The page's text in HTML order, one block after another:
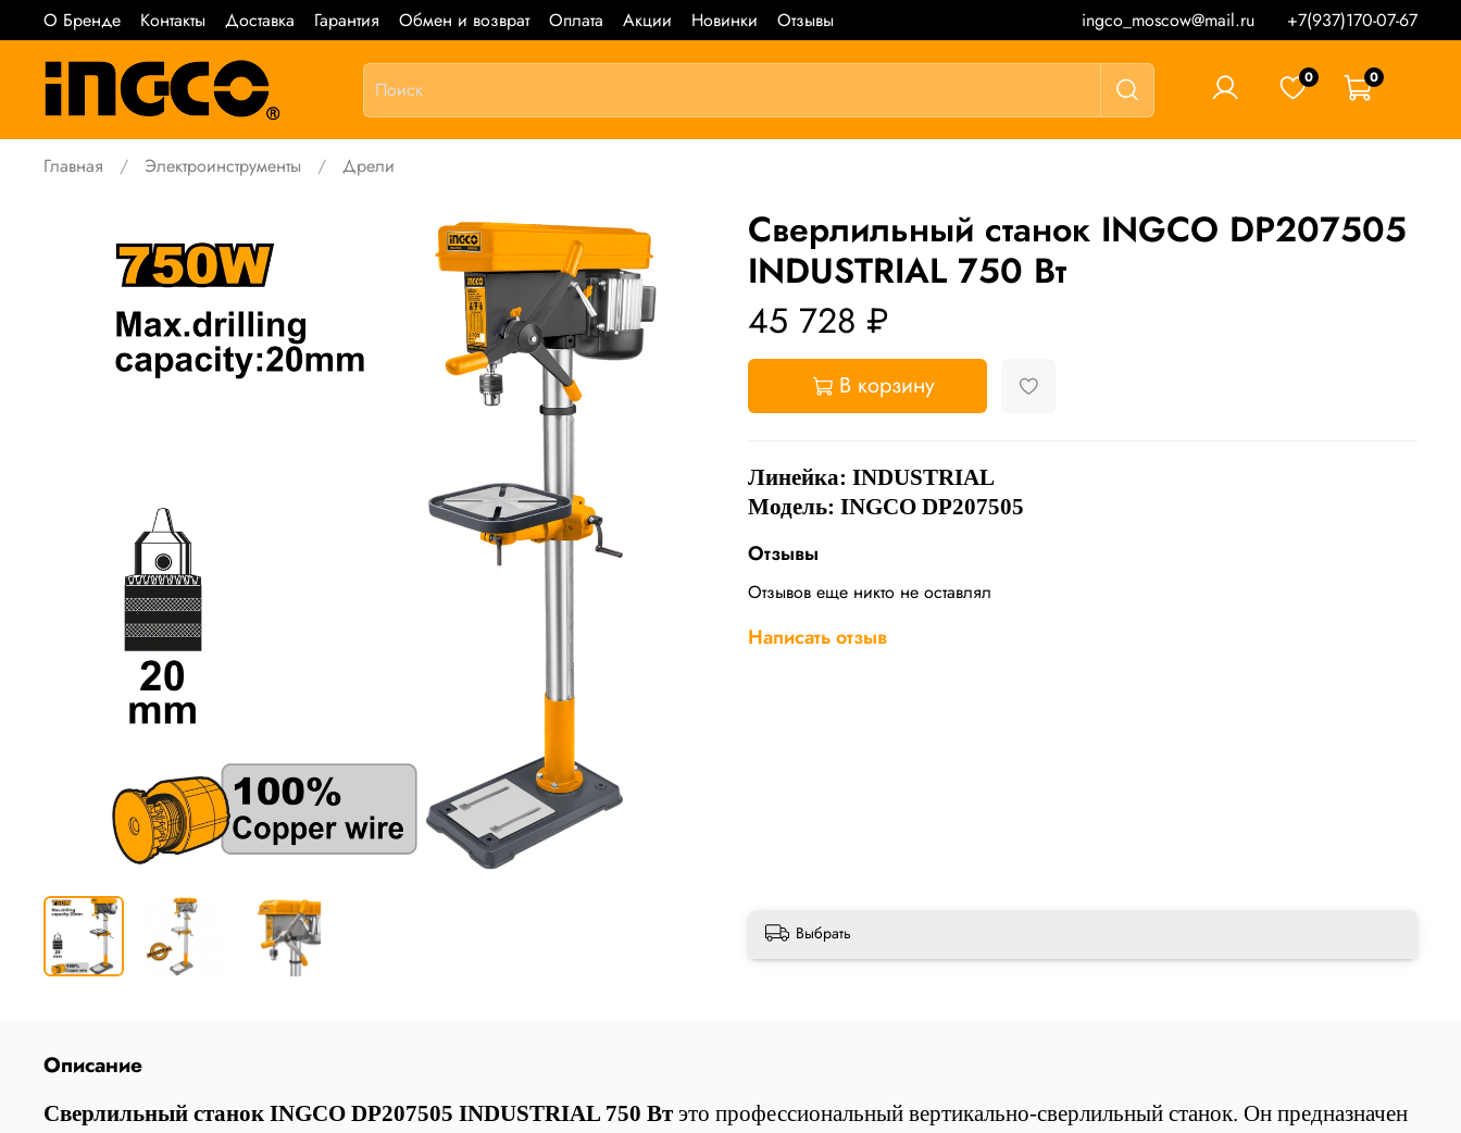
О Бренде Контакты Доставка Гарантия Обмен и возврат Оплата Акции Новинки Отзывы ingco_moscow@mail.ru +7(937)170-07-67
0 0
Главная Электроинструменты Дрели
Сверлильный станок INGCO DP207505
INDUSTRIAL 750 Вт
45 728 ₽
В корзину
Линейка: INDUSTRIAL
Модель: INGCO DP207505
Отзывы
Отзывов еще никто не оставлял
Написать отзыв
Выбрать
Описание
Сверлильный станок INGCO DP207505 INDUSTRIAL 750 Вт это профессиональный вертикально-сверлильный станок. Он предназначен